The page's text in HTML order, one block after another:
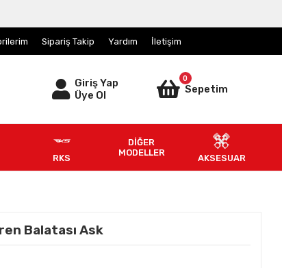
Sipariş Takip Yardım İletişim
Giriş Yap
Üye Ol
0
Sepetim
RKS
DİĞER
MODELLER
AKSESUAR
Balatası Ask